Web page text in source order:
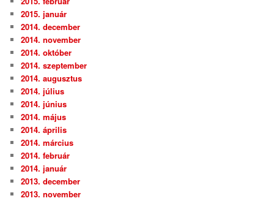
2015. január
2014. december
2014. november
2014. október
2014. szeptember
2014. augusztus
2014. július
2014. június
2014. május
2014. április
2014. március
2014. február
2014. január
2013. december
2013. november